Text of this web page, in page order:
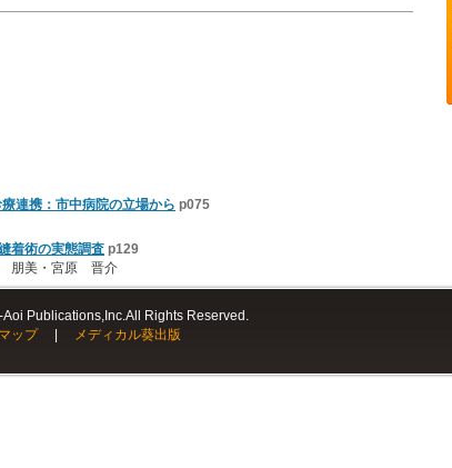
連携：市中病院の立場から p075
着術の実態調査 p129
朋美・宮原 晋介
Publications,Inc.All Rights Reserved.
ップ| メディカル葵出版